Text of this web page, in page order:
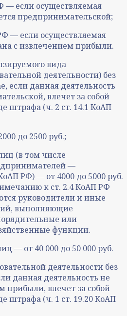
— если осуществляемая
предпринимательской;
— если осуществляемая
с извлечением прибыли.
вида
деятельности) без
если данная деятельность
влечет за собой
штрафа (ч. 2 ст. 14.1 КоАП
до 2500 руб.;
(в том числе
—
РФ) — от 4000 до 5000 руб.
к ст. 2.4 КоАП РФ
руководители и иные
выполняющие
или
функции.
— от 40 000 до 50 000 руб.
деятельности без
данная деятельность не
прибыли, влечет за собой
штрафа (ч. 1 ст. 19.20 КоАП